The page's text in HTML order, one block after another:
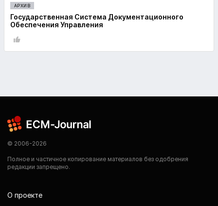
АРХИВ
Государственная Система Документационного
Обеспечения Управления
© 2006-2026
Полное и частичное копирование материалов без одобрения
редакции запрещено.
О проекте